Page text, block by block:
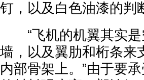
钉，以及白色油漆的判
“飞机的机翼其实是
墙，以及翼肋和桁条来
内部骨架上。”由于要